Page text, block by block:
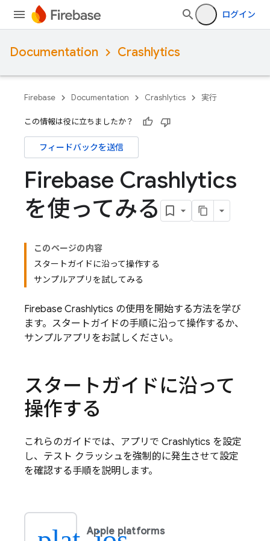
ログイン
Documentation Crashlytics
Firebase Documentation Crashlytics 実行
この情報は役に立ちましたか？
フィードバックを送信
Firebase Crashlytics
を使ってみる
このページの内容
スタートガイドに沿って操作する
サンプルアプリを試してみる
Firebase Crashlytics の使用を開始する方法を学び
ます。スタートガイドの手順に沿って操作するか、
サンプルアプリをお試しください。
スタートガイドに沿って
操作する
これらのガイドでは、アプリで Crashlytics を設定
し、テスト クラッシュを強制的に発生させて設定
を確認する手順を説明します。
Apple platforms